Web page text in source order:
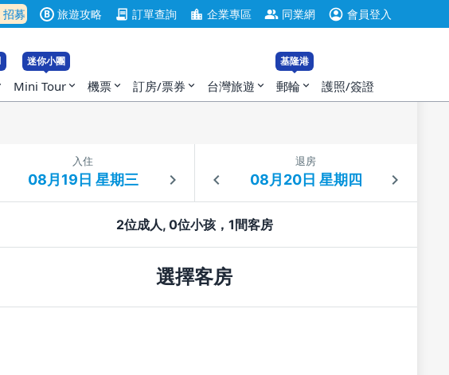
招募 B 旅遊攻略 contract 訂單查詢 location_city 企業專區 group 同業網 account_circle 會員登入
迷你小團
Mini Tour expand_more 機票 expand_more 訂房/票券 expand_more 台灣旅遊 expand_more
基隆港
郵輪 expand_more 護照/簽證
入住 退房
2位成人, 0位小孩，1間客房
選擇客房